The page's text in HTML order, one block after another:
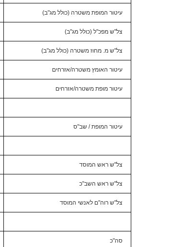
עיטור המופת משטרה (כולל מג"ב)
צל"ש מפכ"ל (כולל מג"ב)
צל"ש מ. מחוז משטרה (כולל מג"ב)
עיטור האומץ משטרה/אזרחים
עיטור מופת משטרה/אזרחים
עיטור המופת / שב"ס
צל"ש ראש המוסד
צל"ש ראש השב"כ
צל"ש רוה"ם לאנשי המוסד
סה"כ